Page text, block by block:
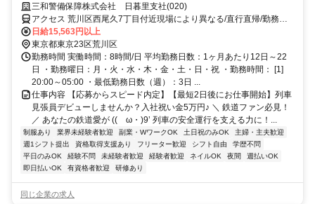
が給料日！日払いもOK！
三和警備保障株式会社 日暮里支社(020)
アクセス 荒川区西尾久7丁目付近現場により異なる/直行直帰/勤務地
相談可■電話面接■来社不要
日給15,563円以上
東京都東京23区荒川区
勤務時間 実働時間：8時間/日 平均勤務日数：1ヶ月あたり12日～22
日 ・勤務曜日：月・火・水・木・金・土・日・祝 ・勤務時間： [1]
20:00～05:00 ・最低勤務日数（週）：3日 ...
仕事内容 【応募からスピード内定】【最短2日後にお仕事開始】列車
見張員デビューしませんか？入社祝い金5万円♪ ＼ 鉄道ファン必見！
／ あなたの鉄道愛が ((ゝω・)9’ 列車の安全運行を支える力に！...
制服あり 業界未経験者歓迎 副業・WワークOK 土日祝のみOK
主婦・主夫歓迎
週1シフト提出
資格取得支援あり フリーター歓迎 シフト自由
学歴不問
平日のみOK
経験不問 未経験者歓迎 経験者歓迎 ネイルOK 夜間
週払いOK
即日払いOK
有資格者歓迎 研修あり
同じ企業の求人